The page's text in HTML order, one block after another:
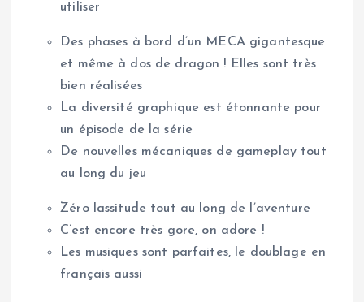
utiliser
Des phases à bord d’un MECA gigantesque
et même à dos de dragon ! Elles sont très
bien réalisées
La diversité graphique est étonnante pour
un épisode de la série
De nouvelles mécaniques de gameplay tout
au long du jeu
Zéro lassitude tout au long de l’aventure
C’est encore très gore, on adore !
Les musiques sont parfaites, le doublage en
français aussi